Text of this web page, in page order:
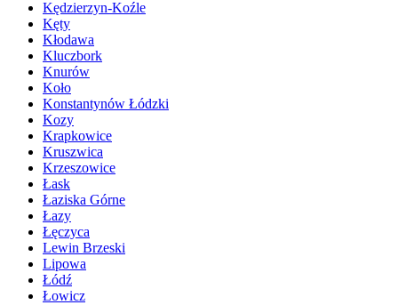
Kędzierzyn-Koźle
Kęty
Kłodawa
Kluczbork
Knurów
Koło
Konstantynów Łódzki
Kozy
Krapkowice
Kruszwica
Krzeszowice
Łask
Łaziska Górne
Łazy
Łęczyca
Lewin Brzeski
Lipowa
Łódź
Łowicz